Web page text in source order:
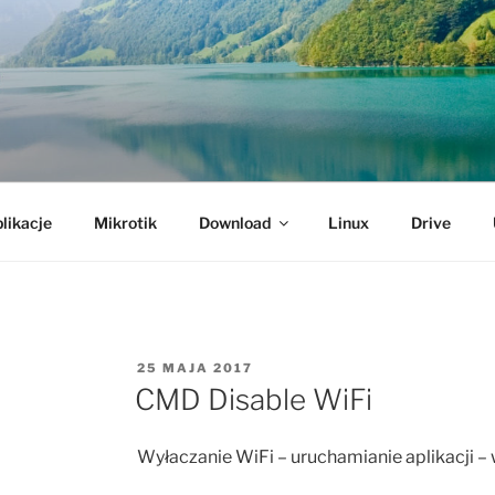
Mikrotik Download Linux Drive
OPUBLIKOWANE
W
25 MAJA 2017
CMD Disable WiFi
Wyłaczanie WiFi – uruchamianie aplikacji –